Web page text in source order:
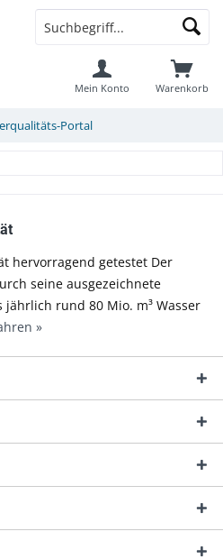
Warenkorb
Mein Konto
Portal
hervorragend getestet Der
seine ausgezeichnete
jährlich rund 80 Mio. m³ Wasser
»